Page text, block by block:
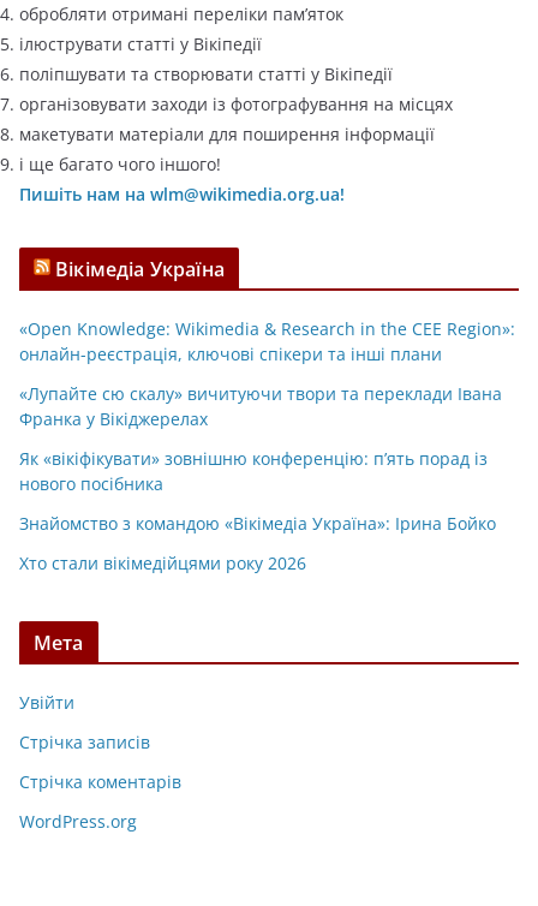
обробляти отримані переліки пам’яток
ілюструвати статті у Вікіпедії
поліпшувати та створювати статті у Вікіпедії
організовувати заходи із фотографування на місцях
макетувати матеріали для поширення інформації
і ще багато чого іншого!
Пишіть нам на wlm@wikimedia.org.ua!
Вікімедіа Україна
«Open Knowledge: Wikimedia & Research in the CEE Region»:
онлайн-реєстрація, ключові спікери та інші плани
«Лупайте сю скалу» вичитуючи твори та переклади Івана
Франка у Вікіджерелах
Як «вікіфікувати» зовнішню конференцію: п’ять порад із
нового посібника
Знайомство з командою «Вікімедіа Україна»: Ірина Бойко
Хто стали вікімедійцями року 2026
Мета
Увійти
Стрічка записів
Стрічка коментарів
WordPress.org